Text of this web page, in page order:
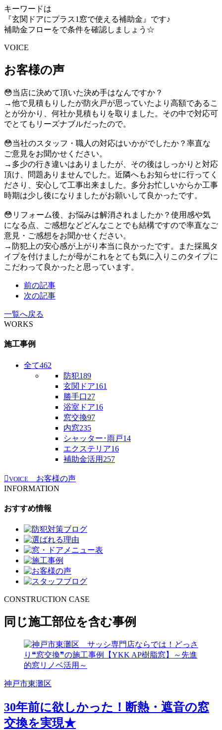
キーワードは
『玄関ドアにプラス1窓で使える補助金』です♪
補助金フローをで条件を確認しましょう☆
VOICE
お客様の声
😳当店に決めて頂いた決め手はなんですか？
→他で見積もりしたが防火戸が思っていたより高額であるこ
とが分かり、何社か見積もりを取りました。その中で対応可
でとてもリーズナブルだったので。
😳当社のスタッフ・職人の対応はいかがでしたか？率直な
ご意見をお聞かせください。
→多少の行き違いはありましたが、その後はしっかりと対応
頂け、問題ありませんでした。近隣へもお知らせに行ってく
ださり、安心して工事出来ました。多分お忙しいからか工事
時期は少し後になりましたがお願いして良かったです。
😳リフォーム後、お悩みは解消されましたか？使用感や気
になる点、ご感想などどんなことでも結構ですので率直なご
意見・ご感想をお聞かせください。
→防犯上の安心感が上がり本当に良かったです。また採風タ
イプを付けましたが母がこれをとても気に入りこのタイプに
こだわって良かったと思っています。
前の記事
次の記事
一覧へ戻る
WORKS
施工事例
全て462
防犯189
玄関ドア161
勝手口27
浴室ドア16
窓交換97
内窓235
シャッター･雨戸14
エクステリア16
補助金活用 257
VOICE
お客様の声
INFORMATION
おすすめ情報
CONSTRUCTION CASE
同じ施工部位を含む事例
神戸市東灘区
30年前に欲しかった！断熱・遮音の窓
交換を実現★